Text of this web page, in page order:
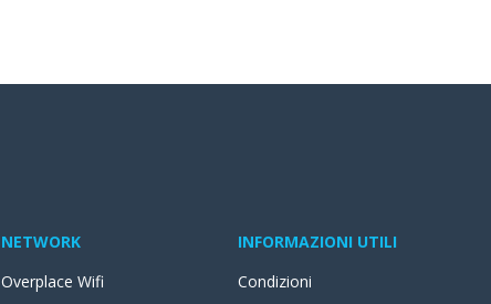
NETWORK
Overplace Wifi
INFORMAZIONI UTILI
Condizioni